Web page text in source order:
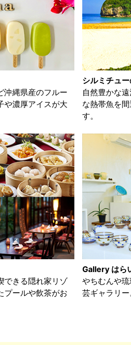
沖縄県産のフルー
や濃厚アイスが大
シルミチュ
自然豊かな
な熱帯魚を
す。
できる隠れ家リゾ
プールや飲茶がお
Gallery はら
やちむんや
芸ギャラリー